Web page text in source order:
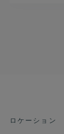
ロケーション